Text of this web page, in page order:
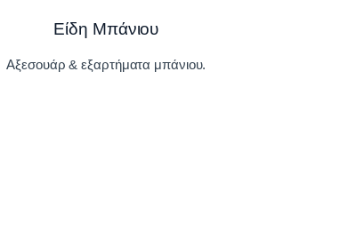
Είδη Μπάνιου
Αξεσουάρ & εξαρτήματα μπάνιου.